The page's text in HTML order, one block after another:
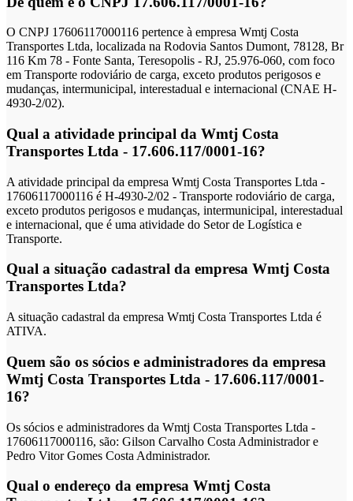
O CNPJ 17606117000116 pertence à empresa Wmtj Costa
Transportes Ltda, localizada na Rodovia Santos Dumont, 78128, Br
116 Km 78 - Fonte Santa, Teresopolis - RJ, 25.976-060, com foco
em Transporte rodoviário de carga, exceto produtos perigosos e
mudanças, intermunicipal, interestadual e internacional (CNAE H-
4930-2/02).
Qual a atividade principal da Wmtj Costa
Transportes Ltda - 17.606.117/0001-16?
A atividade principal da empresa Wmtj Costa Transportes Ltda -
17606117000116 é H-4930-2/02 - Transporte rodoviário de carga,
exceto produtos perigosos e mudanças, intermunicipal, interestadual
e internacional, que é uma atividade do Setor de Logística e
Transporte.
Qual a situação cadastral da empresa Wmtj Costa
Transportes Ltda?
A situação cadastral da empresa Wmtj Costa Transportes Ltda é
ATIVA.
Quem são os sócios e administradores da empresa
Wmtj Costa Transportes Ltda - 17.606.117/0001-
16?
Os sócios e administradores da Wmtj Costa Transportes Ltda -
17606117000116, são: Gilson Carvalho Costa Administrador e
Pedro Vitor Gomes Costa Administrador.
Qual o endereço da empresa Wmtj Costa